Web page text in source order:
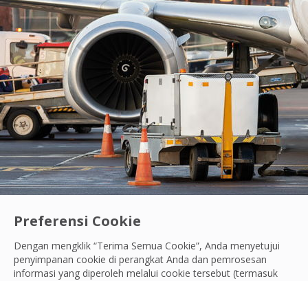
Preferensi Cookie
Dengan mengklik “Terima Semua Cookie”, Anda menyetujui
penyimpanan cookie di perangkat Anda dan pemrosesan
informasi yang diperoleh melalui cookie tersebut (termasuk
Kontrak Menang|Skotlandia